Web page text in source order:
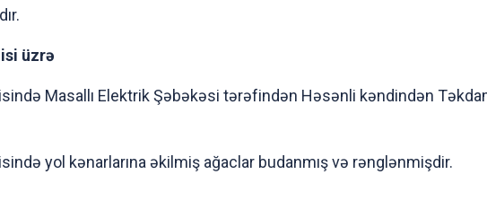
üzrə
Masallı Elektrik Şəbəkəsi tərəfindən Həsənli kəndindən
yol kənarlarına əkilmiş ağaclar budanmış və rənglənmişdir.